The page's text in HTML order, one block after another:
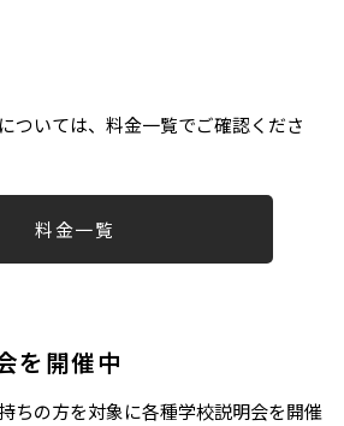
ついては、料金一覧でご確認くださ
料金一覧
を開催中
ちの方を対象に各種学校説明会を開催